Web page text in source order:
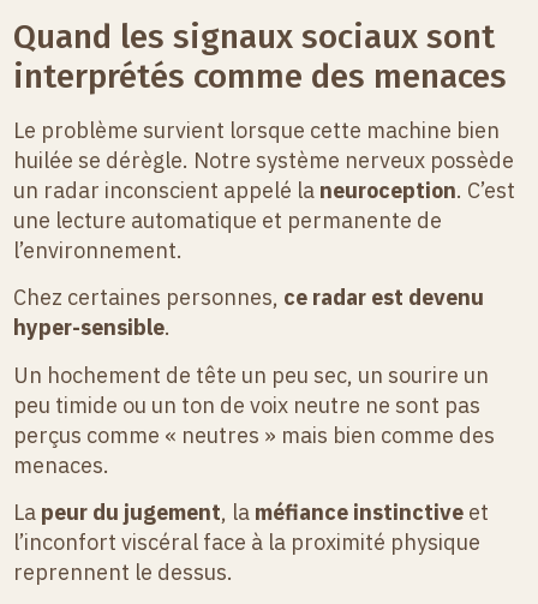
Quand les signaux sociaux sont
interprétés comme des menaces
Le problème survient lorsque cette machine bien
huilée se dérègle. Notre système nerveux possède
un radar inconscient appelé la neuroception. C’est
une lecture automatique et permanente de
l’environnement.
Chez certaines personnes, ce radar est devenu
hyper-sensible.
Un hochement de tête un peu sec, un sourire un
peu timide ou un ton de voix neutre ne sont pas
perçus comme « neutres » mais bien comme des
menaces.
La peur du jugement, la méfiance instinctive et
l’inconfort viscéral face à la proximité physique
reprennent le dessus.